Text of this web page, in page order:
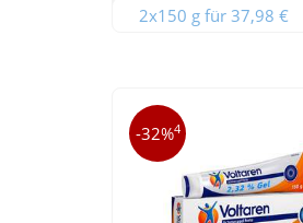
2x150 g für 37,98 €
-32%4